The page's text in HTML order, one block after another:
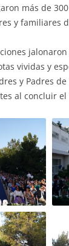
más de
y familiares
vividas y
y Padres
al concluir el